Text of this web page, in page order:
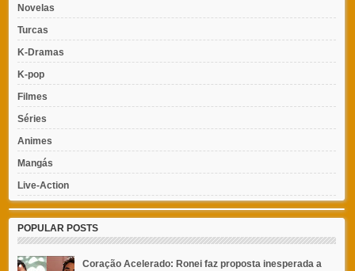
Novelas
Turcas
K-Dramas
K-pop
Filmes
Séries
Animes
Mangás
Live-Action
POPULAR POSTS
Coração Acelerado: Ronei faz proposta inesperada a